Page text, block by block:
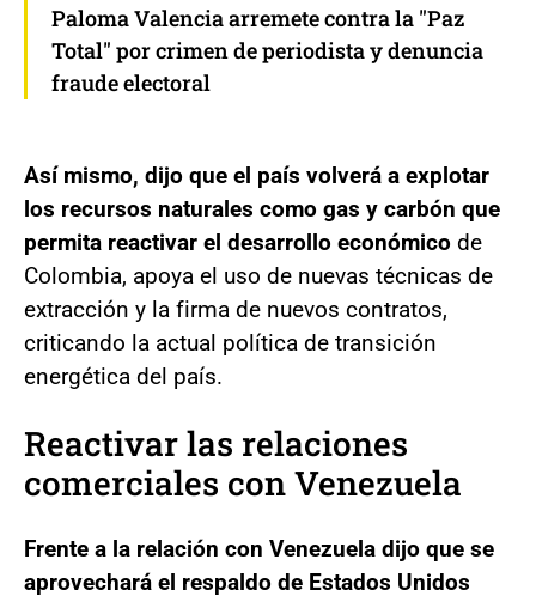
Paloma Valencia arremete contra la "Paz
Total" por crimen de periodista y denuncia
fraude electoral
Así mismo, dijo que el país volverá a explotar
los recursos naturales como gas y carbón que
permita reactivar el desarrollo económico de
Colombia, apoya el uso de nuevas técnicas de
extracción y la firma de nuevos contratos,
criticando la actual política de transición
energética del país.
Reactivar las relaciones
comerciales con Venezuela
Frente a la relación con Venezuela dijo que se
aprovechará el respaldo de Estados Unidos